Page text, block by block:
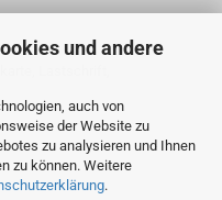
und andere
auch von
der Website zu
zu analysieren und Ihnen
zu können. Weitere
.
Lastschrift,